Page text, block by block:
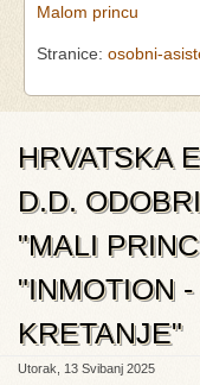
Malom princu
Stranice: osobni-
HRVATSKA
D.D.
"MALI
"INMOTION
KRETANJE"
Utorak, 13 Svibanj 2025